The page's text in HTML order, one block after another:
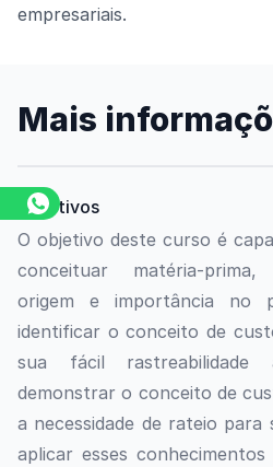
empresariais.
Mais
Objetivos
O objetivo deste curso é
conceituar matéria-
origem e importância no
identificar o conceito de
sua fácil
demonstrar o conceito de
a necessidade de rateio
aplicar esses